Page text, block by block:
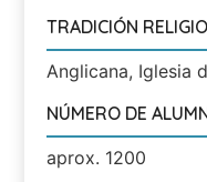
TRADICIÓN
Anglicana, Iglesia
NÚMERO DE
aprox. 1200